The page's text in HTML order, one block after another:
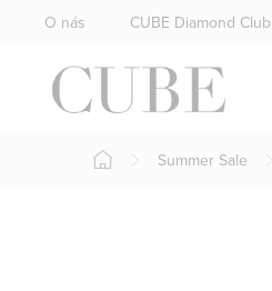
O nás CUBE Diamond Club
Summer Sale